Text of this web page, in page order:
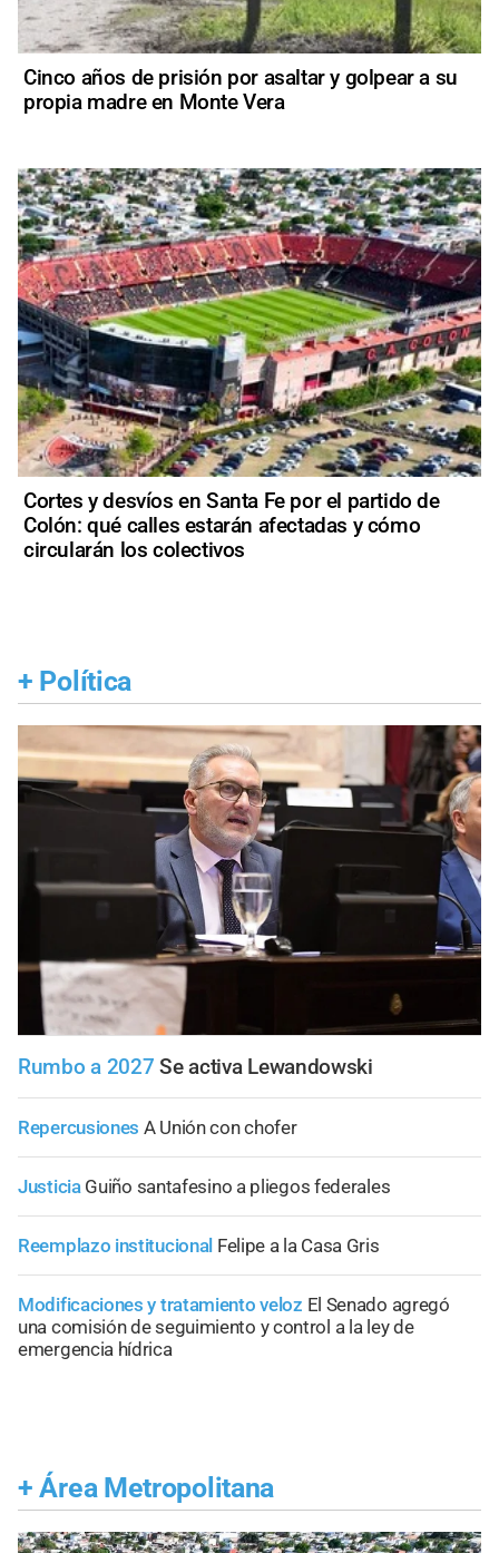
Cinco años de prisión por asaltar y golpear a su
propia madre en Monte Vera
Cortes y desvíos en Santa Fe por el partido de
Colón: qué calles estarán afectadas y cómo
circularán los colectivos
+ Política
Rumbo a 2027 Se activa Lewandowski
Repercusiones A Unión con chofer
Justicia Guiño santafesino a pliegos federales
Reemplazo institucional Felipe a la Casa Gris
Modificaciones y tratamiento veloz El Senado agregó
una comisión de seguimiento y control a la ley de
emergencia hídrica
+ Área Metropolitana